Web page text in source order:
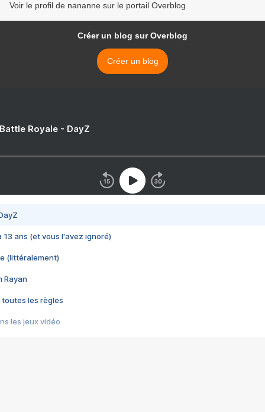
Voir le profil de nananne sur le portail Overblog
Créer un blog sur Overblog
Créer un blog
Royale - DayZ
13 ans (et vous l'avez ignoré)
(littéralement)
Rayan
toutes les règles
les jeux vidéo